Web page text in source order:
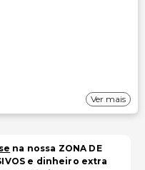
Ver mais
na nossa ZONA DE
e dinheiro extra